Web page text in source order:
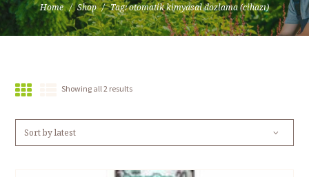
Home Shop Tag: otomatik kimyasal dozlama (cihazı)
Showing all 2 results